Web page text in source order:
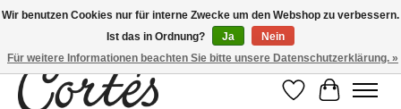
Eines der besten Cafés Deutschlands!
Wunschzettel
Ihr
Wir benutzen Cookies nur für interne Zwecke um den Webshop zu verbessern.
Ist das in Ordnung?
Ja
Nein
Für weitere Informationen beachten Sie bitte unsere Datenschutzerklärung. »